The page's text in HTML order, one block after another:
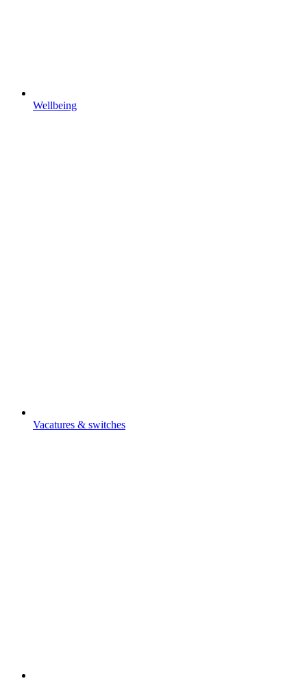
Wellbeing
Vacatures & switches